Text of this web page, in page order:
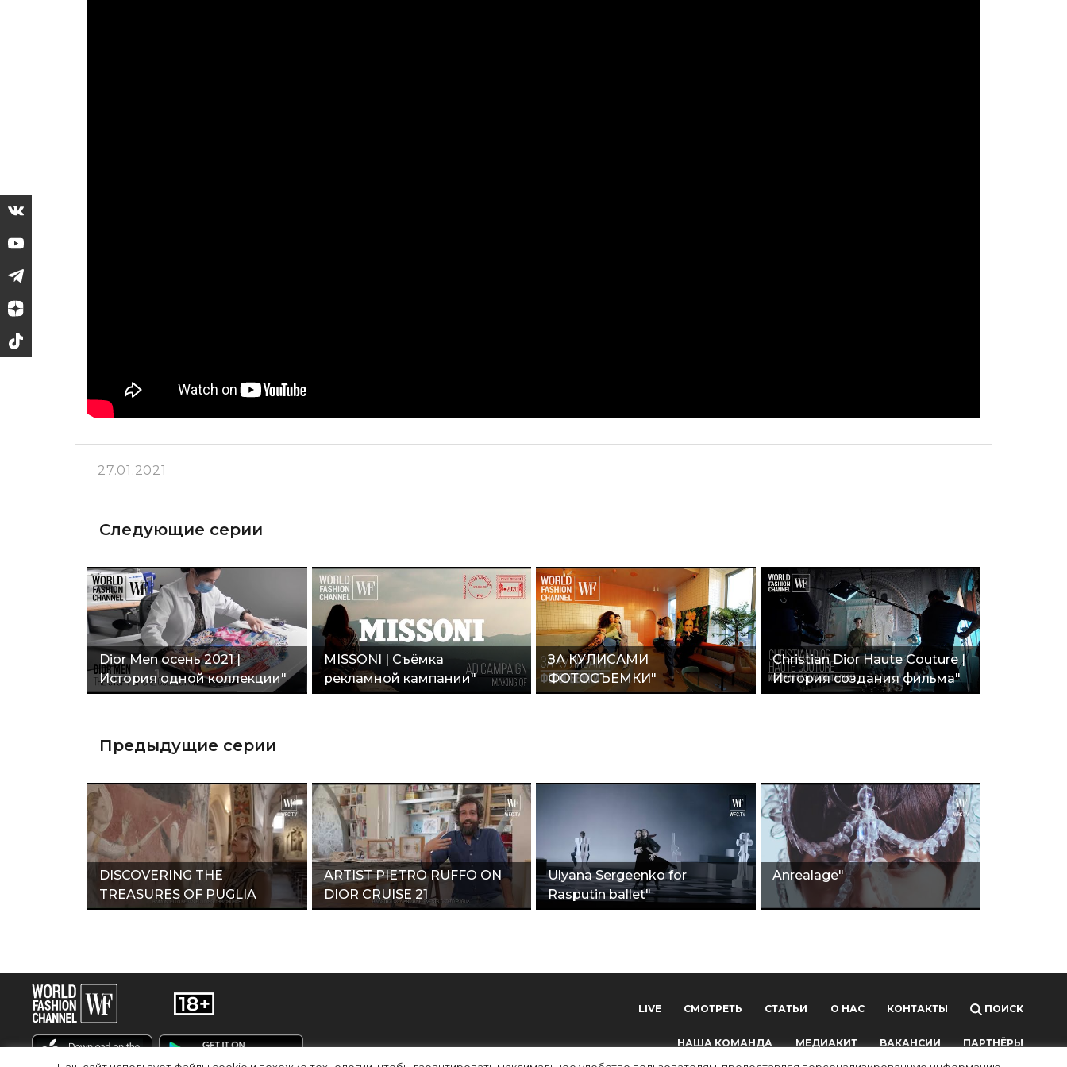
27.01.2021
Следующие серии
Dior Men осень 2021 |
История одной коллекции"
MISSONI | Съёмка
рекламной кампании"
ЗА КУЛИСАМИ
ФОТОСЪЕМКИ"
Christian Dior Haute Couture |
История создания фильма"
Предыдущие серии
DISCOVERING THE
TREASURES OF PUGLIA
WITH CHIARA FERRAGNI"
ARTIST PIETRO RUFFO ON
DIOR CRUISE 21
COLLECTION"
Ulyana Sergeenko for
Rasputin ballet"
Anrealage"
LIVE СМОТРЕТЬ СТАТЬИ О НАС КОНТАКТЫ ПОИСК
НАША КОМАНДА МЕДИАКИТ ВАКАНСИИ ПАРТНЁРЫ